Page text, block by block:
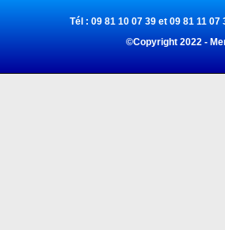
Tél : 09 81 10 07 39 et 09 81 11
©Copyright 2022 -